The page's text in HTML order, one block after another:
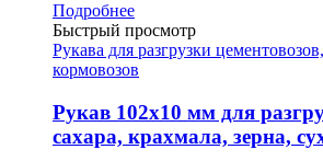
Подробнее
Быстрый просмотр
Рукава для разгрузки
кормовозов
Рукав 102х10 мм для
сахара, крахмала, зерна,